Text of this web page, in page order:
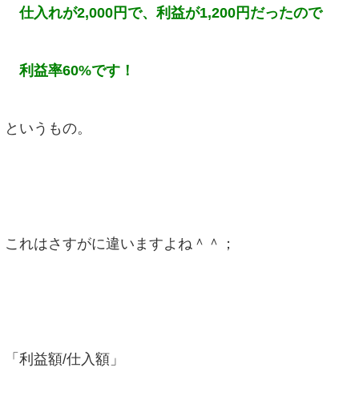
仕入れが2,000円で、利益が1,200円だったので
利益率60%です！
というもの。
これはさすがに違いますよね＾＾；
「利益額/仕入額」